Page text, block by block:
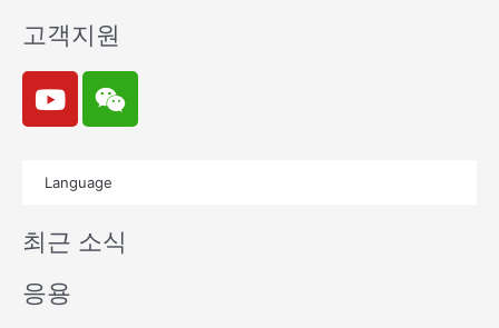
고객지원
Y
o
u
e
W
e
i
n
Language
최근 소식
응용